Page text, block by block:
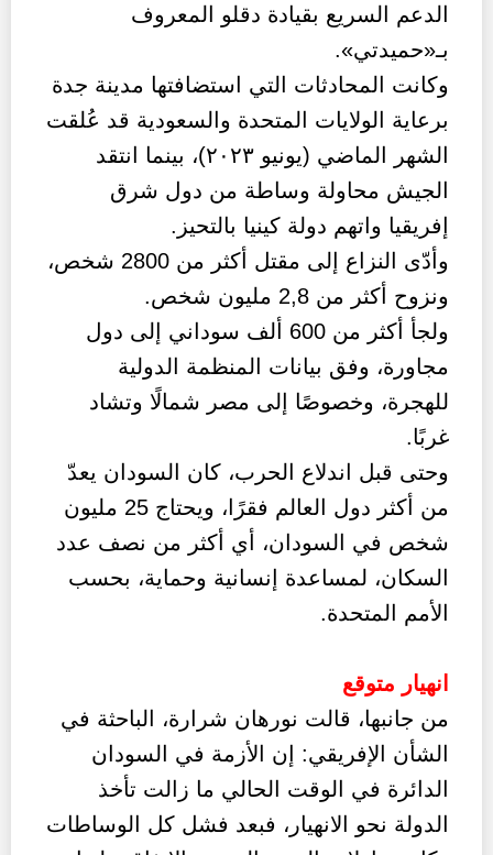
الدعم السريع بقيادة دقلو المعروف
بـ«حميدتي».
وكانت المحادثات التي استضافتها مدينة جدة
برعاية الولايات المتحدة والسعودية قد عُلقت
الشهر الماضي (يونيو ٢٠٢٣)، بينما انتقد
الجيش محاولة وساطة من دول شرق
إفريقيا واتهم دولة كينيا بالتحيز.
وأدّى النزاع إلى مقتل أكثر من 2800 شخص،
ونزوح أكثر من 2,8 مليون شخص.
ولجأ أكثر من 600 ألف سوداني إلى دول
مجاورة، وفق بيانات المنظمة الدولية
للهجرة، وخصوصًا إلى مصر شمالًا وتشاد
غربًا.
وحتى قبل اندلاع الحرب، كان السودان يعدّ
من أكثر دول العالم فقرًا، ويحتاج 25 مليون
شخص في السودان، أي أكثر من نصف عدد
السكان، لمساعدة إنسانية وحماية، بحسب
الأمم المتحدة.
انهيار متوقع
من جانبها، قالت نورهان شرارة، الباحثة في
الشأن الإفريقي: إن الأزمة في السودان
الدائرة في الوقت الحالي ما زالت تأخذ
الدولة نحو الانهيار، فبعد فشل كل الوساطات